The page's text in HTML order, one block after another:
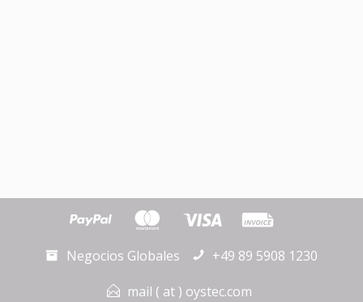
Negocios Globales
+49 89 5908 1230
mail ( at ) oystec.com